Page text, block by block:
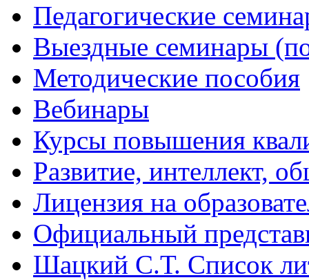
Педагогические
Выездные семинары
Методические пособия
Вебинары
Курсы повышения
Развитие, интеллект,
Лицензия на
Официальный
Шацкий С.Т. Список